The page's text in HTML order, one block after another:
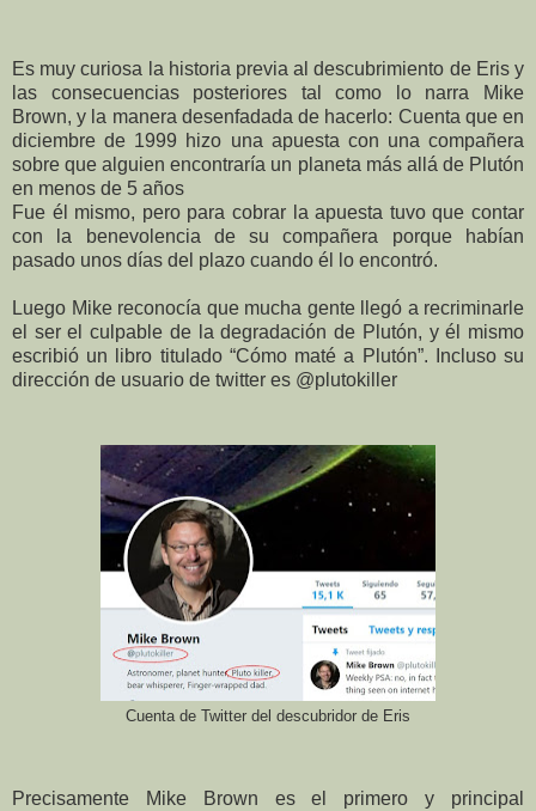
Es muy curiosa la historia previa al descubrimiento de Eris y
las consecuencias posteriores tal como lo narra Mike
Brown, y la manera desenfadada de hacerlo: Cuenta que en
diciembre de 1999 hizo una apuesta con una compañera
sobre que alguien encontraría un planeta más allá de Plutón
en menos de 5 años
Fue él mismo, pero para cobrar la apuesta tuvo que contar
con la benevolencia de su compañera porque habían
pasado unos días del plazo cuando él lo encontró.
Luego Mike reconocía que mucha gente llegó a recriminarle
el ser el culpable de la degradación de Plutón, y él mismo
escribió un libro titulado “Cómo maté a Plutón”. Incluso su
dirección de usuario de twitter es @plutokiller
Cuenta de Twitter del descubridor de Eris
Precisamente Mike Brown es el primero y principal